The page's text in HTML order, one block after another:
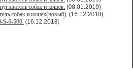
собак и кошек. (08.01.2019)
собак и кошек(новый). (16.12.2018)
S-6-500. (16.12.2018)